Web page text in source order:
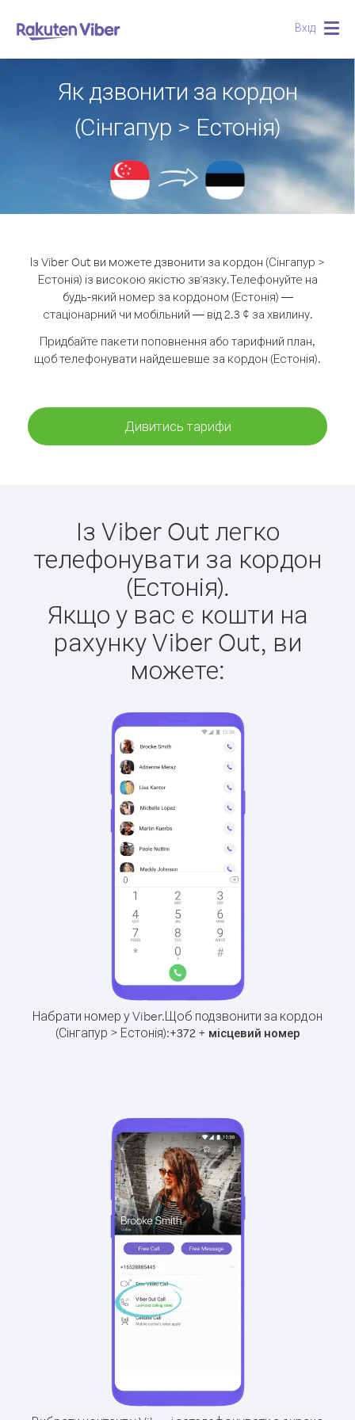
Вхід
Як дзвонити за кордон
(Сінгапур > Естонія)
Із Viber Out ви можете дзвонити за кордон (Сінгапур >
Естонія) із високою якістю зв'язку.Телефонуйте на
будь-який номер за кордоном (Естонія) —
стаціонарний чи мобільний — від 2.3 ¢ за хвилину.
Придбайте пакети поповнення або тарифний план,
щоб телефонувати найдешевше за кордон (Естонія).
Дивитись тарифи
Із Viber Out легко
телефонувати за кордон
(Естонія).
Якщо у вас є кошти на
рахунку Viber Out, ви
можете:
Набрати номер у Viber.Щоб подзвонити за кордон
(Сінгапур > Естонія):+372+ місцевий номер